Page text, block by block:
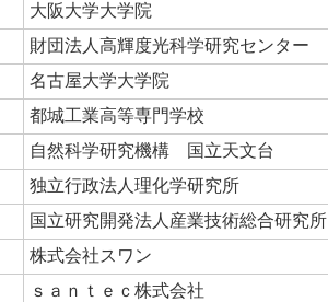
大阪大学大学院
財団法人高輝度光科学研究センター
名古屋大学大学院
都城工業高等専門学校
自然科学研究機構 国立天文台
独立行政法人理化学研究所
国立研究開発法人産業技術総合研究所
株式会社スワン
ｓａｎｔｅｃ株式会社